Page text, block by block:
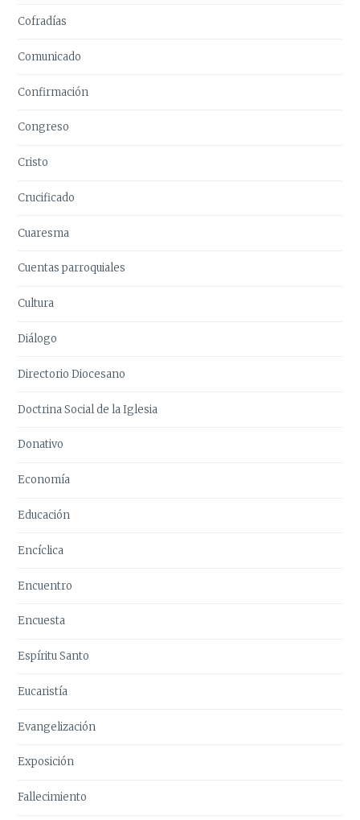
Cofradías
Comunicado
Confirmación
Congreso
Cristo
Crucificado
Cuaresma
Cuentas parroquiales
Cultura
Diálogo
Directorio Diocesano
Doctrina Social de la Iglesia
Donativo
Economía
Educación
Encíclica
Encuentro
Encuesta
Espíritu Santo
Eucaristía
Evangelización
Exposición
Fallecimiento